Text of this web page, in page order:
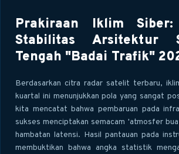
Prakiraan Iklim Siber:
Stabilitas Arsitektur
Tengah "Badai Trafik"
Berdasarkan citra radar satelit terbaru,
kuartal ini menunjukkan pola yang sangat
kita mencatat bahwa pembaruan pada
sukses menciptakan semacam 'atmosfer
hambatan latensi. Hasil pantauan pada
membuktikan bahwa angka statistik